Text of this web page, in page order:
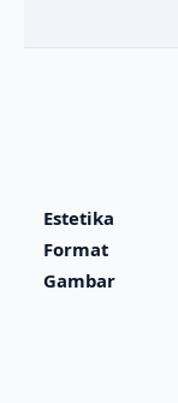
Estetika
Format
Gambar